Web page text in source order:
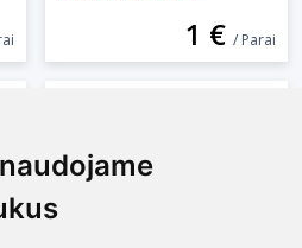
1 € / Parai
Metalinė baro
taburetė